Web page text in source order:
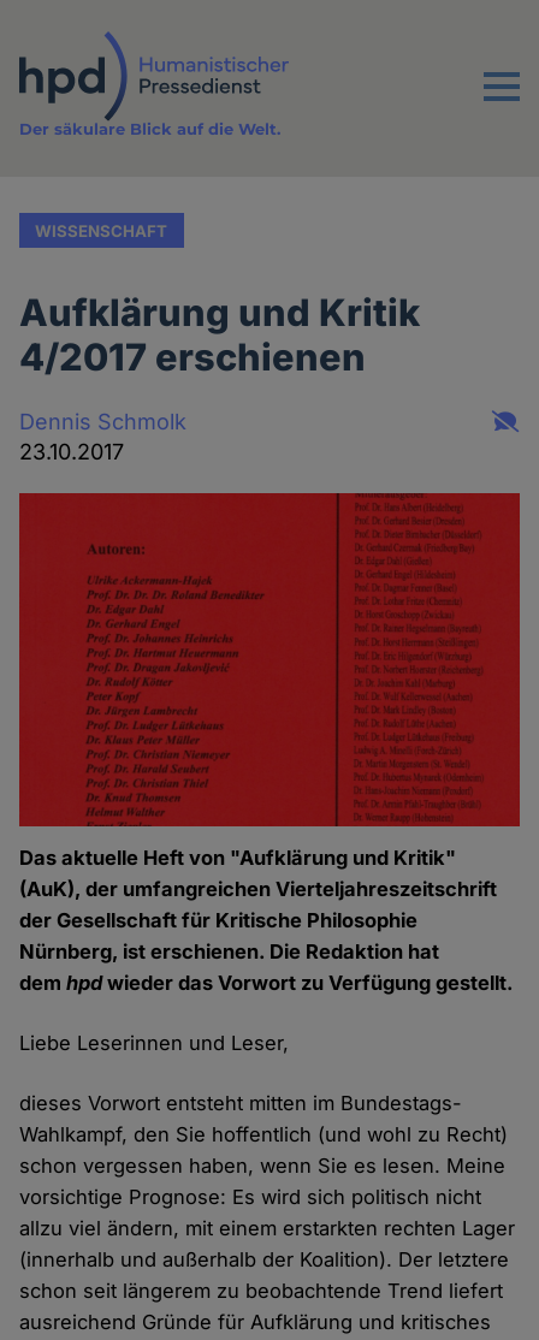
Inhalt
Menu
Der säkulare Blick auf die Welt.
WISSENSCHAFT
Aufklärung und Kritik
4/2017 erschienen
Dennis Schmolk
23.10.2017
Das aktuelle Heft von "Aufklärung und Kritik"
(AuK), der umfangreichen Vierteljahreszeitschrift
der Gesellschaft für Kritische Philosophie
Nürnberg, ist erschienen. Die Redaktion hat
demhpdwieder das Vorwort zu Verfügung gestellt.
Liebe Leserinnen und Leser,
dieses Vorwort entsteht mitten im Bundestags-
Wahlkampf, den Sie hoffentlich (und wohl zu Recht)
schon vergessen haben, wenn Sie es lesen. Meine
vorsichtige Prognose: Es wird sich politisch nicht
allzu viel ändern, mit einem erstarkten rechten Lager
(innerhalb und außerhalb der Koalition). Der letztere
schon seit längerem zu beobachtende Trend liefert
ausreichend Gründe für Aufklärung und kritisches